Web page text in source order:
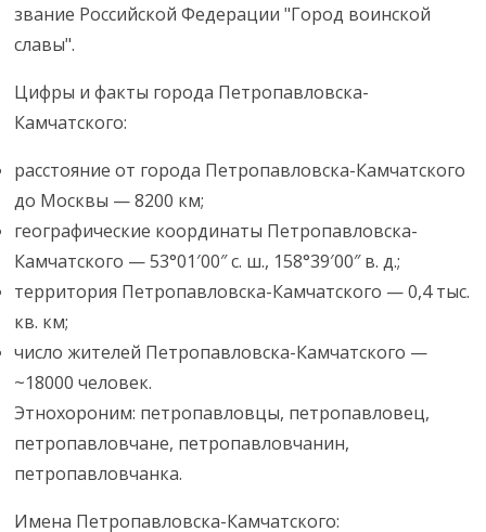
звание Российской Федерации "Город воинской
славы".
Цифры и факты города Петропавловска-
Камчатского:
расстояние от города Петропавловска-Камчатского
до Москвы — 8200 км;
географические координаты Петропавловска-
Камчатского — 53°01′00″ с. ш., 158°39′00″ в. д.;
территория Петропавловска-Камчатского — 0,4 тыс.
кв. км;
число жителей Петропавловска-Камчатского —
~18000 человек.
Этнохороним: петропавловцы, петропавловец,
петропавловчане, петропавловчанин,
петропавловчанка.
Имена Петропавловска-Камчатского: